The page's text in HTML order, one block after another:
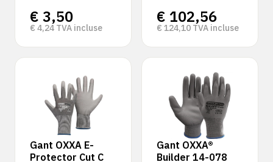
€ 3,50
€ 4,24 TVA incluse
€ 102,56
€ 124,10 TVA incluse
Gant OXXA E-
Protector Cut C
Gant OXXA®
Builder 14-078